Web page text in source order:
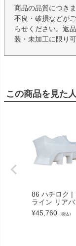
商品の品質につき
不良・破損などが
らせください。返
装・未加工に限り可
この商品を見た
86 ハチロク |
ライン リア
¥45,760 （税込）